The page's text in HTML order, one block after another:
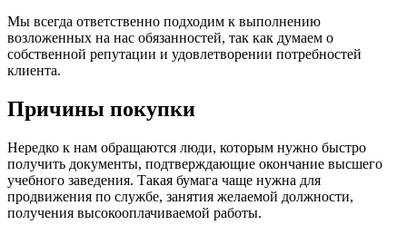
Мы всегда ответственно подходим к выполнению
возложенных на нас обязанностей, так как думаем о
собственной репутации и удовлетворении потребностей
клиента.
Причины покупки
Нередко к нам обращаются люди, которым нужно быстро
получить документы, подтверждающие окончание высшего
учебного заведения. Такая бумага чаще нужна для
продвижения по службе, занятия желаемой должности,
получения высокооплачиваемой работы.